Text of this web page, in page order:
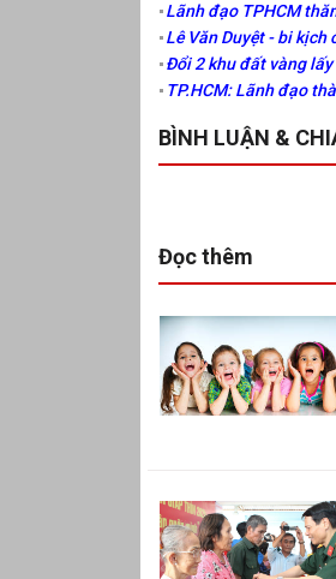
Lãnh đạo TPHCM
Lê Văn Duyệt - bi kịch
Đổi 2 khu đất vàng
TP.HCM: Lãnh đạo
BÌNH LUẬN &
Đọc thêm